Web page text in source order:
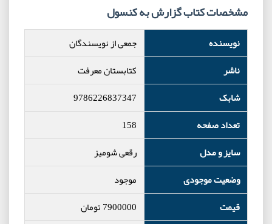
مشخصات کتاب گزارش به کنسول
نویسنده
جمعی از نویسندگان
ناشر
کتابستان معرفت
شابک
9786226837347
تعداد صفحه
158
سایز و مدل
رقعی شومیز
وضعیت موجودی
موجود
قیمت
7900000تومان